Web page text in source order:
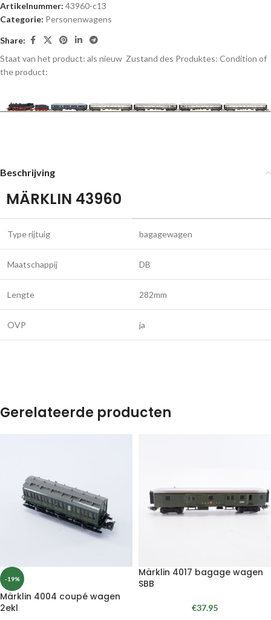
Artikelnummer: 43960-c13
Categorie: Personenwagens
Share:
Staat van het product: als nieuw Zustand des Produktes: Condition of
the product:
Beschrijving
MÄRKLIN 43960
Type rijtuig bagagewagen
Maatschappij DB
Lengte 282mm
OVP ja
Gerelateerde producten
-19%
Märklin 4004 coupé wagen
2ekl
Märklin 4017 bagage wagen
SBB
€37.95